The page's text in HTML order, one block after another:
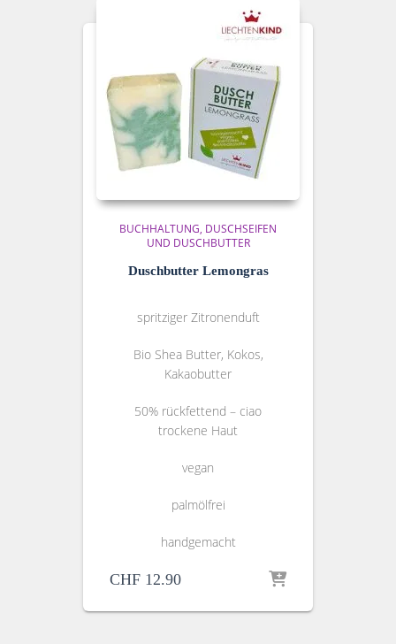
BUCHHALTUNG DUSCHSEIFEN
UND DUSCHBUTTER
Duschbutter Lemongras
spritziger Zitronenduft
Bio Shea Butter, Kokos,
Kakaobutter
50% rückfettend – ciao
trockene Haut
vegan
palmölfrei
handgemacht
CHF 12.90